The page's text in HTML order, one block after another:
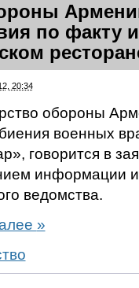
по факту
20:34
обороны
военных
говорится в
информации
ведомства.
»